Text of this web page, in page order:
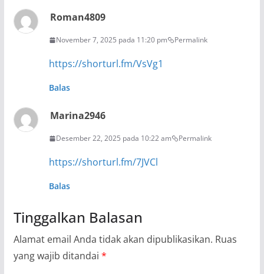
Roman4809
November 7, 2025 pada 11:20 pm Permalink
https://shorturl.fm/VsVg1
Balas
Marina2946
Desember 22, 2025 pada 10:22 am Permalink
https://shorturl.fm/7JVCl
Balas
Tinggalkan Balasan
Alamat email Anda tidak akan dipublikasikan. Ruas
yang wajib ditandai *